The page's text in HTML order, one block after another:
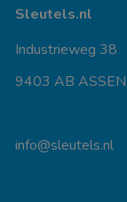
Sleutels.nl
Industrieweg 38
9403 AB ASSEN
info@sleutels.nl